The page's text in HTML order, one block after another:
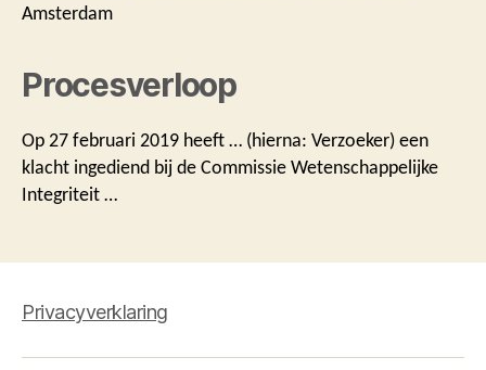
Amsterdam
Procesverloop
Op 27 februari 2019 heeft … (hierna: Verzoeker) een
klacht ingediend bij de Commissie Wetenschappelijke
Integriteit …
Privacyverklaring